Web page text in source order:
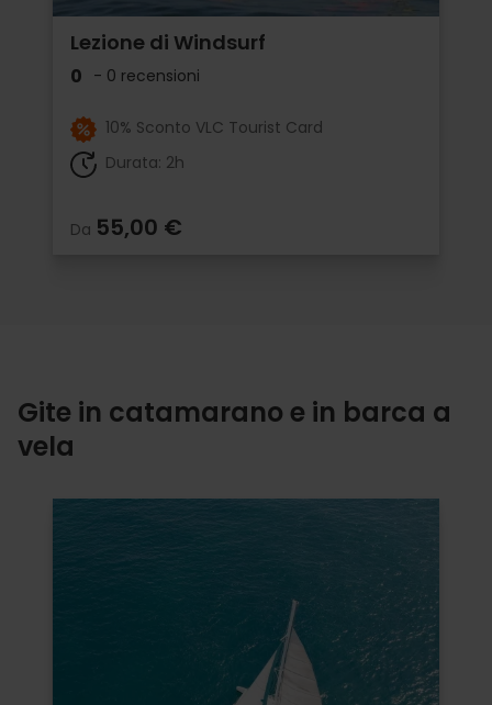
Lezione di Windsurf
0 - 0 recensioni
10% Sconto VLC Tourist Card
Durata: 2h
Da 55,00 €
Gite in catamarano e in barca a
vela